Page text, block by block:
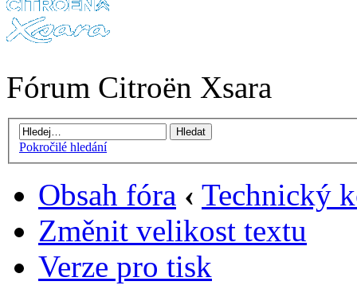
Fórum Citroën Xsara
Pokročilé hledání
Obsah fóra ‹ Technický
Změnit velikost textu
Verze pro tisk